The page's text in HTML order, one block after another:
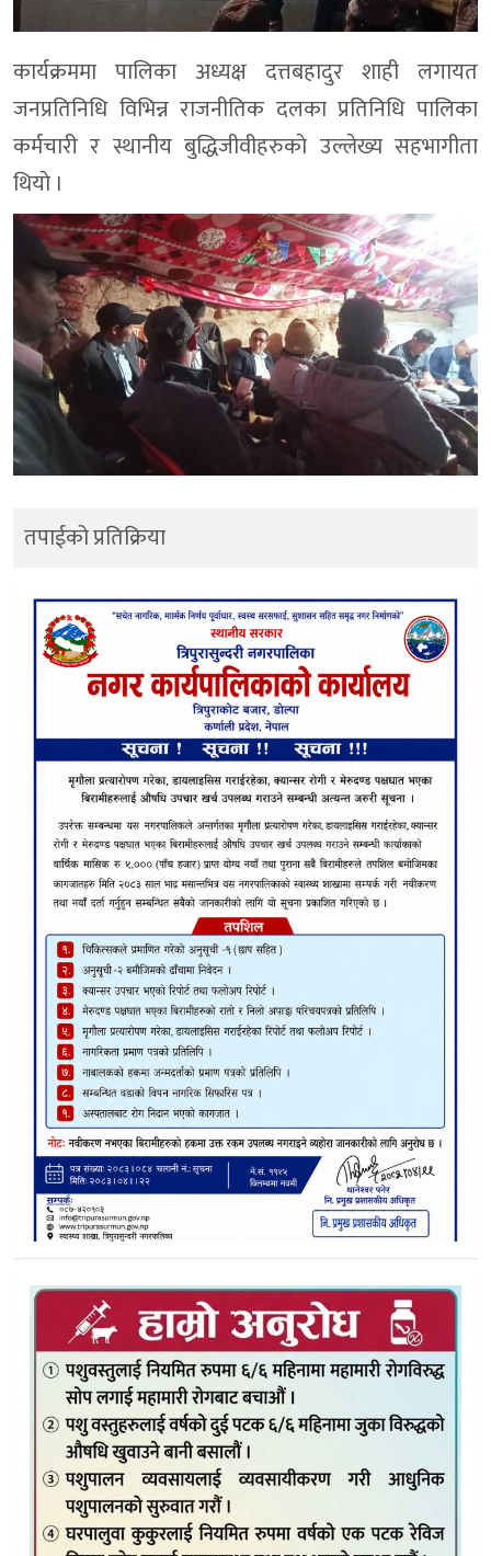
कार्यक्रममा पालिका अध्यक्ष दत्तबहादुर शाही लगायत
जनप्रतिनिधि विभिन्न राजनीतिक दलका प्रतिनिधि पालिका
कर्मचारी र स्थानीय बुद्धिजीवीहरुकाे उल्लेख्य सहभागीता
थियाे ।
तपाईको प्रतिक्रिया